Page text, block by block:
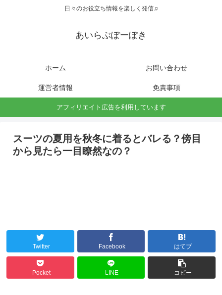
日々のお役立ち情報を楽しく発信♫
あいらぶぽーぽき
ホーム お問い合わせ
運営者情報 免責事項
アフィリエイト広告を利用しています
スーツの夏用を秋冬に着るとバレる？傍目
から見たら一目瞭然なの？
Twitter Facebook はてブ
Pocket LINE コピー